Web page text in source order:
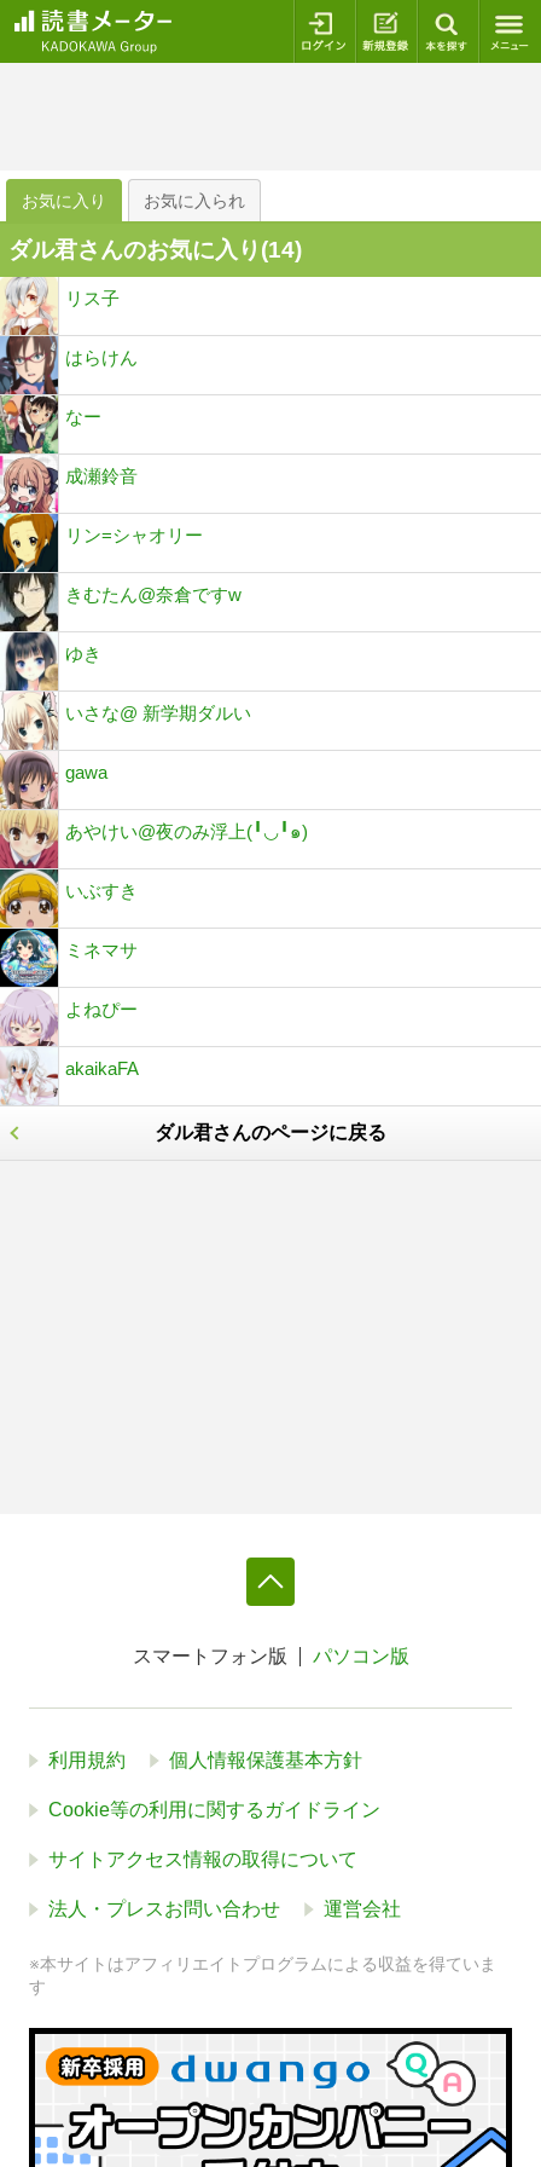
ログイン 新規登録
お気に入り お気に入られ
ダル君さんのお気に入り(14)
リス子
はらけん
なー
成瀬鈴音
リン=シャオリー
きむたん@奈倉ですw
ゆき
いさな@ 新学期ダルい
gawa
あやけい@夜のみ浮上(╹◡╹๑)
いぶすき
ミネマサ
よねぴー
akaikaFA
ダル君さんのページに戻る
スマートフォン版 パソコン版
利用規約 個人情報保護基本方針
Cookie等の利用に関するガイドライン
サイトアクセス情報の取得について
法人・プレスお問い合わせ 運営会社
※本サイトはアフィリエイトプログラムによる収益を得ていま
す